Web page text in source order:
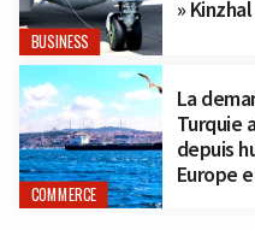
BUSINESS
» Kinzhal
COMMERCE
La
Turquie
depuis
Europe